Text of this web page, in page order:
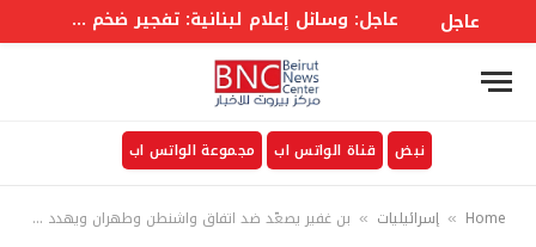
عاجل عاجل: وسائل إعلام لبنانية: تفجير ضخم نفذه العـ.ـ ـدو الإســـرائيلي في وادي السلوقي بالجنوب اللبناني
نبض قناة الواتس اب مجموعة الواتس اب
Home
» إسرائيليات » بن غفير يصعّد ضد اتفاق واشنطن وطهران ويهدد بتحرك إسرائيلي منفرد